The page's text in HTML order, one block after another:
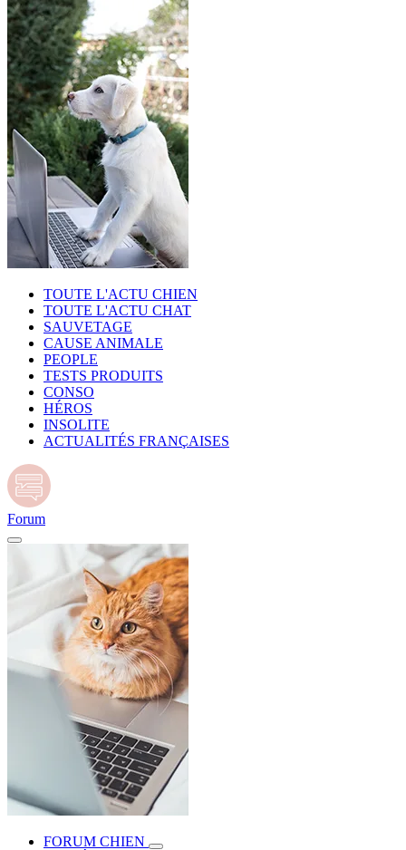
TOUTE L'ACTU CHIEN
TOUTE L'ACTU CHAT
SAUVETAGE
CAUSE ANIMALE
PEOPLE
TESTS PRODUITS
CONSO
HÉROS
INSOLITE
ACTUALITÉS FRANÇAISES
Forum
FORUM CHIEN